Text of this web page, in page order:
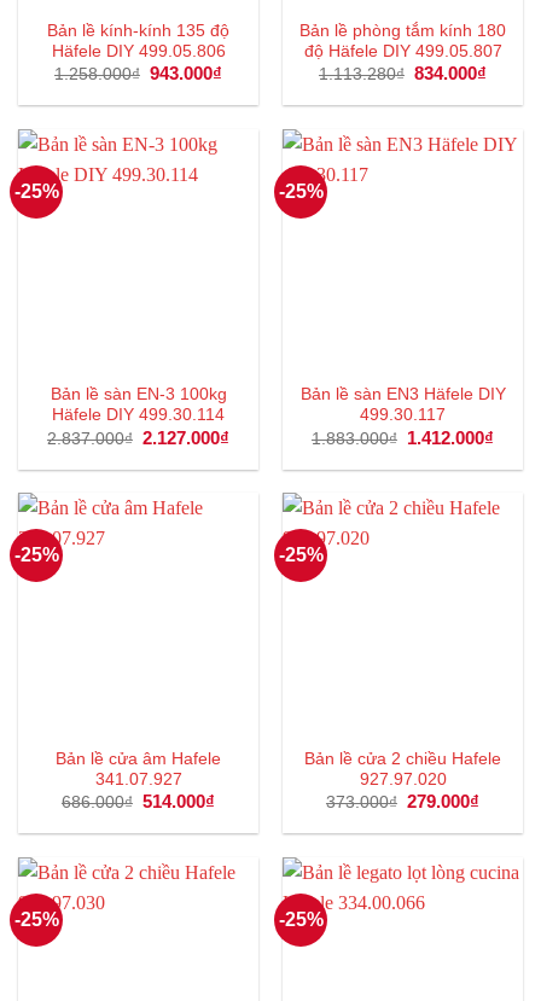
Bản lề kính-kính 135 độ
Häfele DIY 499.05.806
1.258.000₫ Giá
là:
943.000₫
tại
943.000₫.
Bản lề phòng tắm kính 180
độ Häfele DIY 499.05.807
1.113.280₫ Giá
là:
834.000₫
tại
-25%
Bản lề sàn EN-3 100kg
Häfele DIY 499.30.114
2.837.000₫ Giá
là:
2.127.000₫
tại
2.127.000₫.
-25%
Bản lề sàn EN3 Häfele DIY
499.30.117
1.883.000₫
Giá
là:
1.412.000₫
tại
-25%
Bản lề cửa âm Hafele
341.07.927
686.000₫ Giá
là:
514.000₫
tại
514.000₫.
-25%
Bản lề cửa 2 chiều Hafele
927.97.020
373.000₫ Giá
là:
279.000₫
tại
-25% -25%